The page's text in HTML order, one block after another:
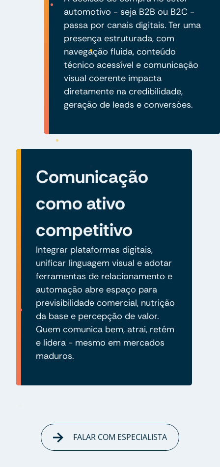
automotivo - seja B2B ou B2C -
passa por canais digitais. Ter uma
presença estruturada, com
navegação fluida, conteúdo
técnico acessível e comunicação
visual coerente impacta
diretamente na credibilidade,
geração de leads e conversões.
Comunicação
como ativo
competitivo
Integrar plataformas digitais,
unificar linguagem visual e adotar
ferramentas de relacionamento e
automação abre espaço para
previsibilidade comercial, nutrição
da base e percepção de valor.
Quem comunica bem, atrai, retém
e lidera - mesmo em mercados
maduros.
FALAR COM ESPECIALISTA